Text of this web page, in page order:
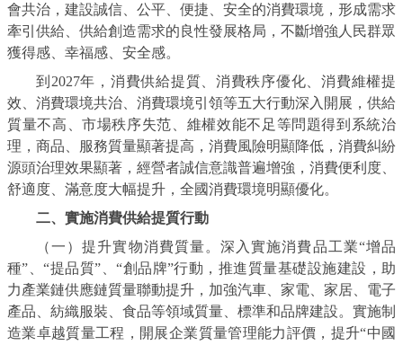
會共治，建設誠信、公平、便捷、安全的消費環境，形成需求
牽引供給、供給創造需求的良性發展格局，不斷增強人民群眾
獲得感、幸福感、安全感。
到2027年，消費供給提質、消費秩序優化、消費維權提
效、消費環境共治、消費環境引領等五大行動深入開展，供給
質量不高、市場秩序失范、維權效能不足等問題得到系統治
理，商品、服務質量顯著提高，消費風險明顯降低，消費糾紛
源頭治理效果顯著，經營者誠信意識普遍增強，消費便利度、
舒適度、滿意度大幅提升，全國消費環境明顯優化。
二、實施消費供給提質行動
（一）提升實物消費質量。深入實施消費品工業“增品
種”、“提品質”、“創品牌”行動，推進質量基礎設施建設，助
力產業鏈供應鏈質量聯動提升，加強汽車、家電、家居、電子
產品、紡織服裝、食品等領域質量、標準和品牌建設。實施制
造業卓越質量工程，開展企業質量管理能力評價，提升“中國